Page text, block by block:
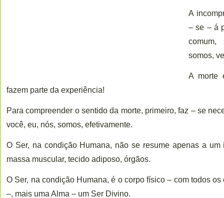
A
– se – á
somos,
A morte
fazem parte da experiência!
Para compreender o sentido da morte, primeiro, faz – se
você, eu, nós, somos, efetivamente.
O Ser, na condição Humana, não se resume apenas a um
massa muscular, tecido adiposo, órgãos.
O Ser, na condição Humana, é o corpo físico – com todos
–, mais uma Alma – um Ser Divino.